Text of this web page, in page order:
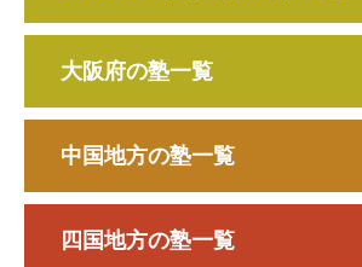
大阪府の塾一覧
中国地方の塾一覧
四国地方の塾一覧